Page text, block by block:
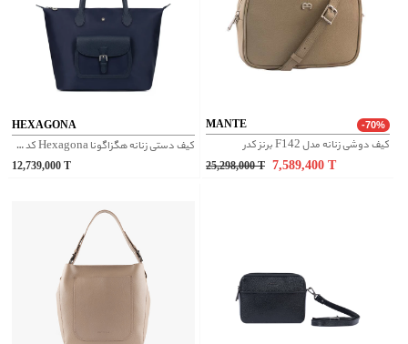
HEXAGONA
کیف دستی زنانه هگزاگونا Hexagona کد 1720181
12,739,000
MANTE -70%
کیف دوشی زنانه مدل F142 برنز کدر
25,298,000 T 7,589,400